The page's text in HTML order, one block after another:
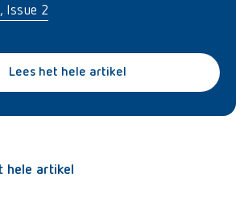
Issue 2
Lees het hele artikel
hele artikel